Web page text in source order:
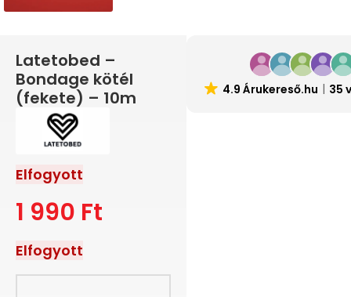
Latetobed –
Bondage kötél
(fekete) – 10m
Elfogyott
1 990 Ft
Elfogyott
4.9 Árukereső.hu 35